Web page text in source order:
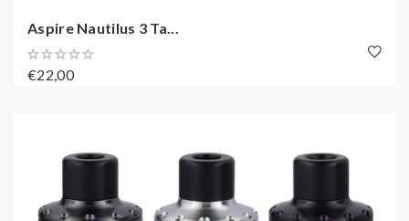
Aspire Nautilus 3 Ta...
€22,00